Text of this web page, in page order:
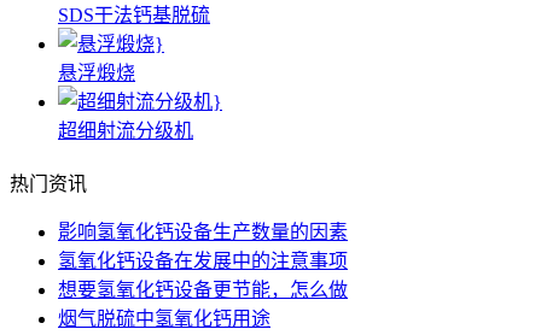
SDS干法钙基脱硫
悬浮煅烧
超细射流分级机
热门资讯
影响氢氧化钙设备生产数量的因素
氢氧化钙设备在发展中的注意事项
想要氢氧化钙设备更节能，怎么做
烟气脱硫中氢氧化钙用途